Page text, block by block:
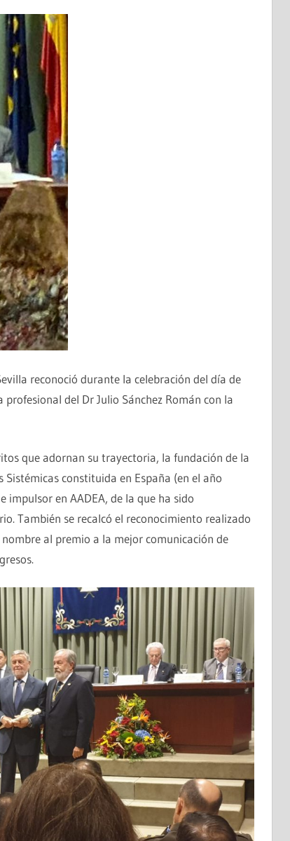
reconoció durante la celebración del día de
del Dr Julio Sánchez Román con la
que adornan su trayectoria, la fundación de la
constituida en España (en el año
en AADEA, de la que ha sido
También se recalcó el reconocimiento realizado
al premio a la mejor comunicación de
MANUAL DE BUENAS PRÁCTICAS PARA LA
INTELIGENCIA ARTIFICIAL EN MEDICINA